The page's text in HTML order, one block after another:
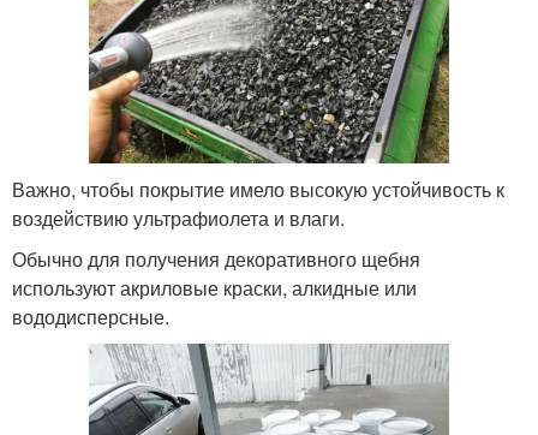
Важно, чтобы покрытие имело высокую устойчивость к
воздействию ультрафиолета и влаги.
Обычно для получения декоративного щебня
используют акриловые краски, алкидные или
вододисперсные.